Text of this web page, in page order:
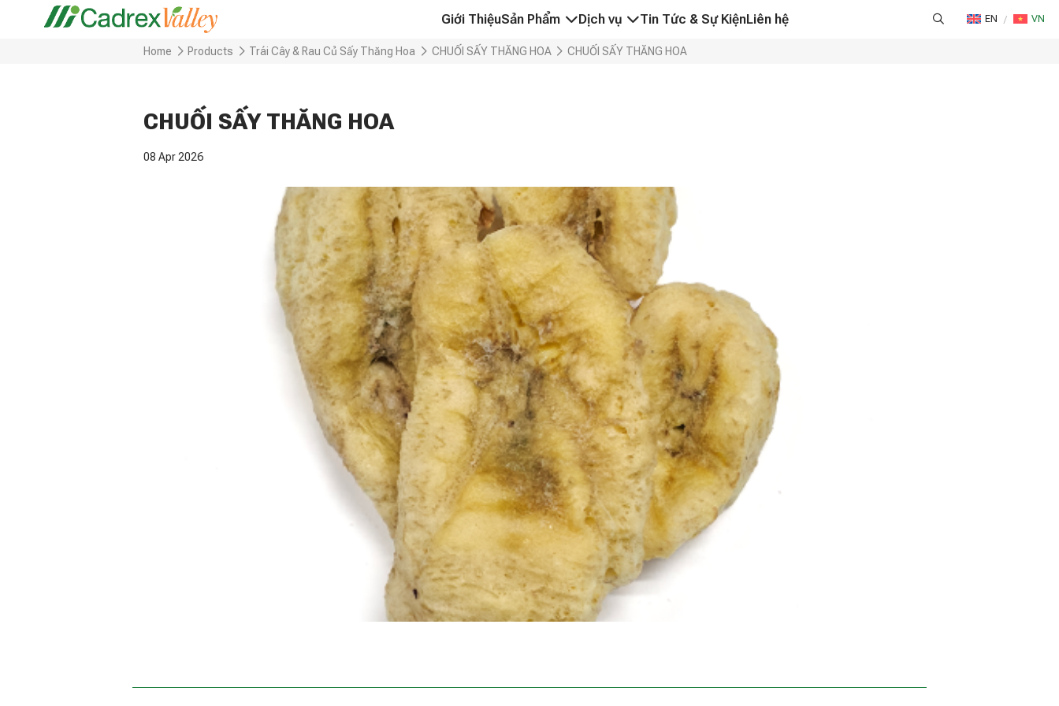
Giới ThiệuSản Phẩm
HỒ TIÊU VÀ GIA VỊ
GẠO VÀ NGŨ CỐC
THAN VÀ VIÊN NÉN GỖ
OEM & NHÃN HÀNG RIÊNG
Dịch vụ
NÔNG SẢN CHẤT LƯỢNG CAO & QUẢN LÝ CHUỖI CUNG ỨNG
Tin Tức & Sự KiệnLiên hệ EN VN
Home Products Trái Cây & Rau Củ Sấy Thăng Hoa CHUỐI SẤY THĂNG HOA CHUỐI SẤY THĂNG HOA
CHUỐI SẤY THĂNG HOA
08 Apr 2026